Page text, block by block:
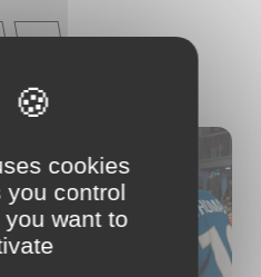
cookies
you control
want to